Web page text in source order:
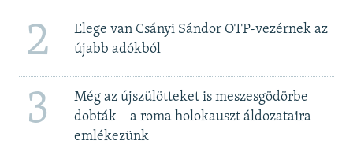
2
Elege van Csányi Sándor OTP-vezérnek az
újabb adókból
3
Még az újszülötteket is meszesgödörbe
dobták – a roma holokauszt áldozataira
emlékezünk